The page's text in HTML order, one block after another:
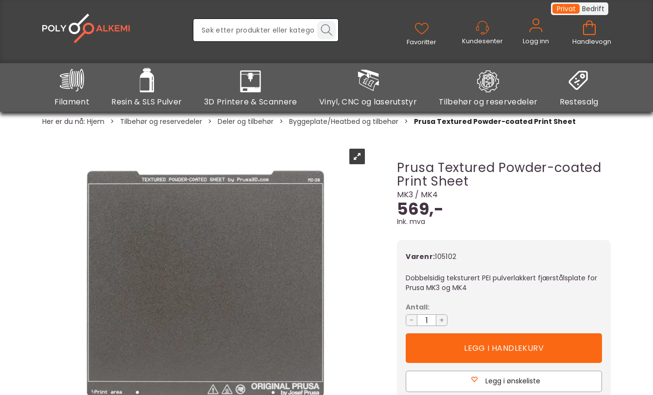
Logg inn
Privat Bedrift
Handlevogn
Filament Resin & SLS Pulver 3D Printere & Scannere Vinyl, CNC og laserutstyr Tilbehør og reservedeler Restesalg
Her er du nå: Hjem > Tilbehør og reservedeler > Deler og tilbehør > Byggeplate/Heatbed og tilbehør > Prusa Textured Powder-coated Print Sheet
Prusa Textured Powder-coated
Print Sheet
MK3 / MK4
569,-
Ink. mva
Varenr:105102
Dobbelsidig teksturert PEI pulverlakkert fjærstålsplate for
Prusa MK3 og MK4
Antall:
- +
Legg i ønskeliste